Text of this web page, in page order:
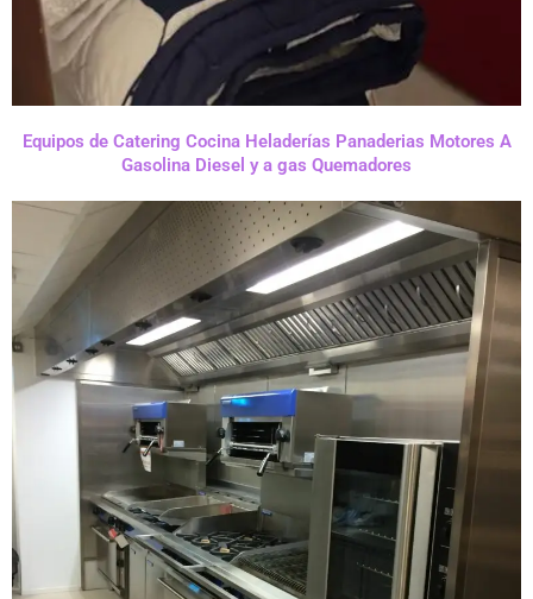
Equipos de Catering Cocina Heladerías Panaderias Motores A
Gasolina Diesel y a gas Quemadores